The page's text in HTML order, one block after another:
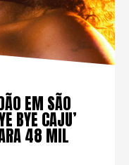
EM SÃO
BYE CAJU’
48 MIL